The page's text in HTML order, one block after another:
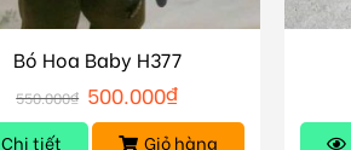
Bó Hoa Baby H377
550.000₫ 500.000₫
Chi tiết Giỏ hàng